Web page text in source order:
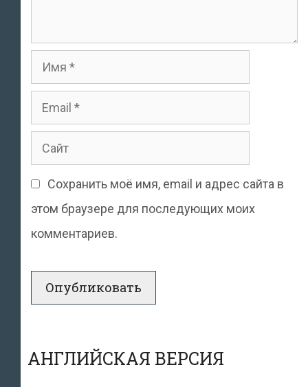
Имя
Email
Сайт
Сохранить моё имя, email и адрес сайта в
этом браузере для последующих моих
комментариев.
АНГЛИЙСКАЯ ВЕРСИЯ